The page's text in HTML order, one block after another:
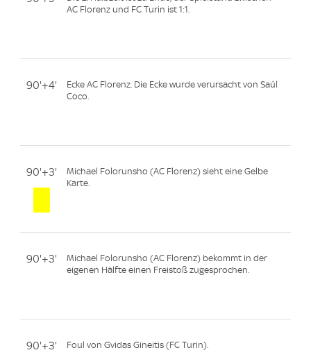
AC Florenz und FC Turin ist 1:1.
90'+4'
Ecke AC Florenz. Die Ecke wurde verursacht von Saúl
Coco.
90'+3'
Michael Folorunsho (AC Florenz) sieht eine Gelbe
Karte.
90'+3'
Michael Folorunsho (AC Florenz) bekommt in der
eigenen Hälfte einen Freistoß zugesprochen.
90'+3' Foul von Gvidas Gineitis (FC Turin).